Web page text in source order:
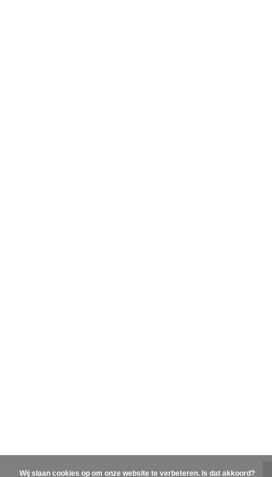
Wij slaan cookies op om onze website te verbeteren. Is dat akkoord?